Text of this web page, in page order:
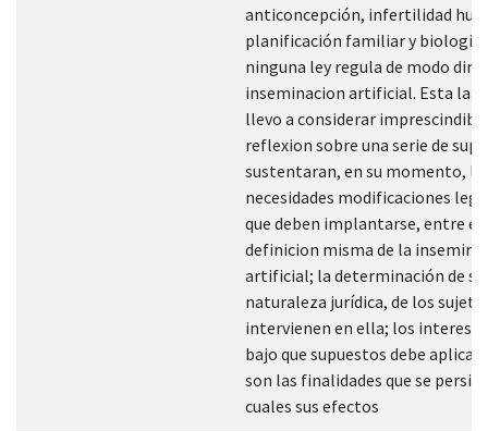
anticoncepción, infertilidad
planificación familiar y
ninguna ley regula de modo
inseminacion artificial. Esta
llevo a considerar
reflexion sobre una serie de
sustentaran, en su momento,
necesidades modificaciones
que deben implantarse, entre
definicion misma de la
artificial; la determinación de su
naturaleza jurídica, de los
intervienen en ella; los
bajo que supuestos debe
son las finalidades que se
cuales sus efectos